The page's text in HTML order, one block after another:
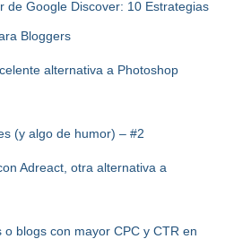
de Google Discover: 10 Estrategias
Bloggers
alternativa a Photoshop
(y algo de humor) – #2
Adreact, otra alternativa a
o blogs con mayor CPC y CTR en